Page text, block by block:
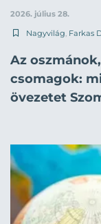
2026. július 28.
Nagyvilág, Farkas
Az
csomagok:
övezetet